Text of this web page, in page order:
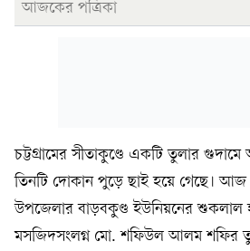
আজকের পত্রিকা
চট্টগ্রামের সীতাকুণ্ডে একটি তুলার
তিনটি দোকান পুড়ে ছাই হয়ে গেছে। আজ
উপজেলার বাড়বকুণ্ড ইউনিয়নের শুকলাল
মসজিদসংলগ্ন মো. শফিউল আলম শফির